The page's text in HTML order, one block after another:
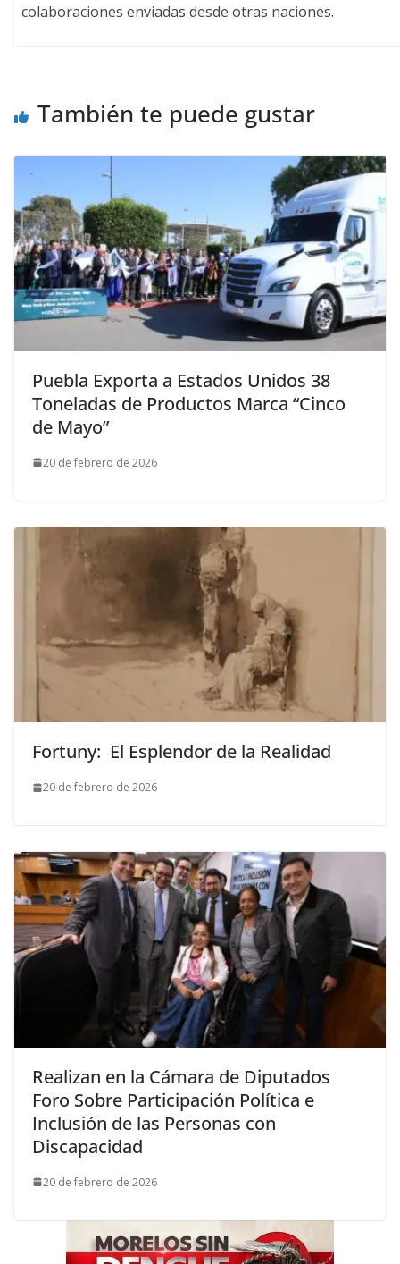
colaboraciones enviadas desde otras naciones.
También te puede gustar
Puebla Exporta a Estados Unidos 38
Toneladas de Productos Marca “Cinco
de Mayo”
20 de febrero de 2026
Fortuny: El Esplendor de la Realidad
20 de febrero de 2026
Realizan en la Cámara de Diputados
Foro Sobre Participación Política e
Inclusión de las Personas con
Discapacidad
20 de febrero de 2026